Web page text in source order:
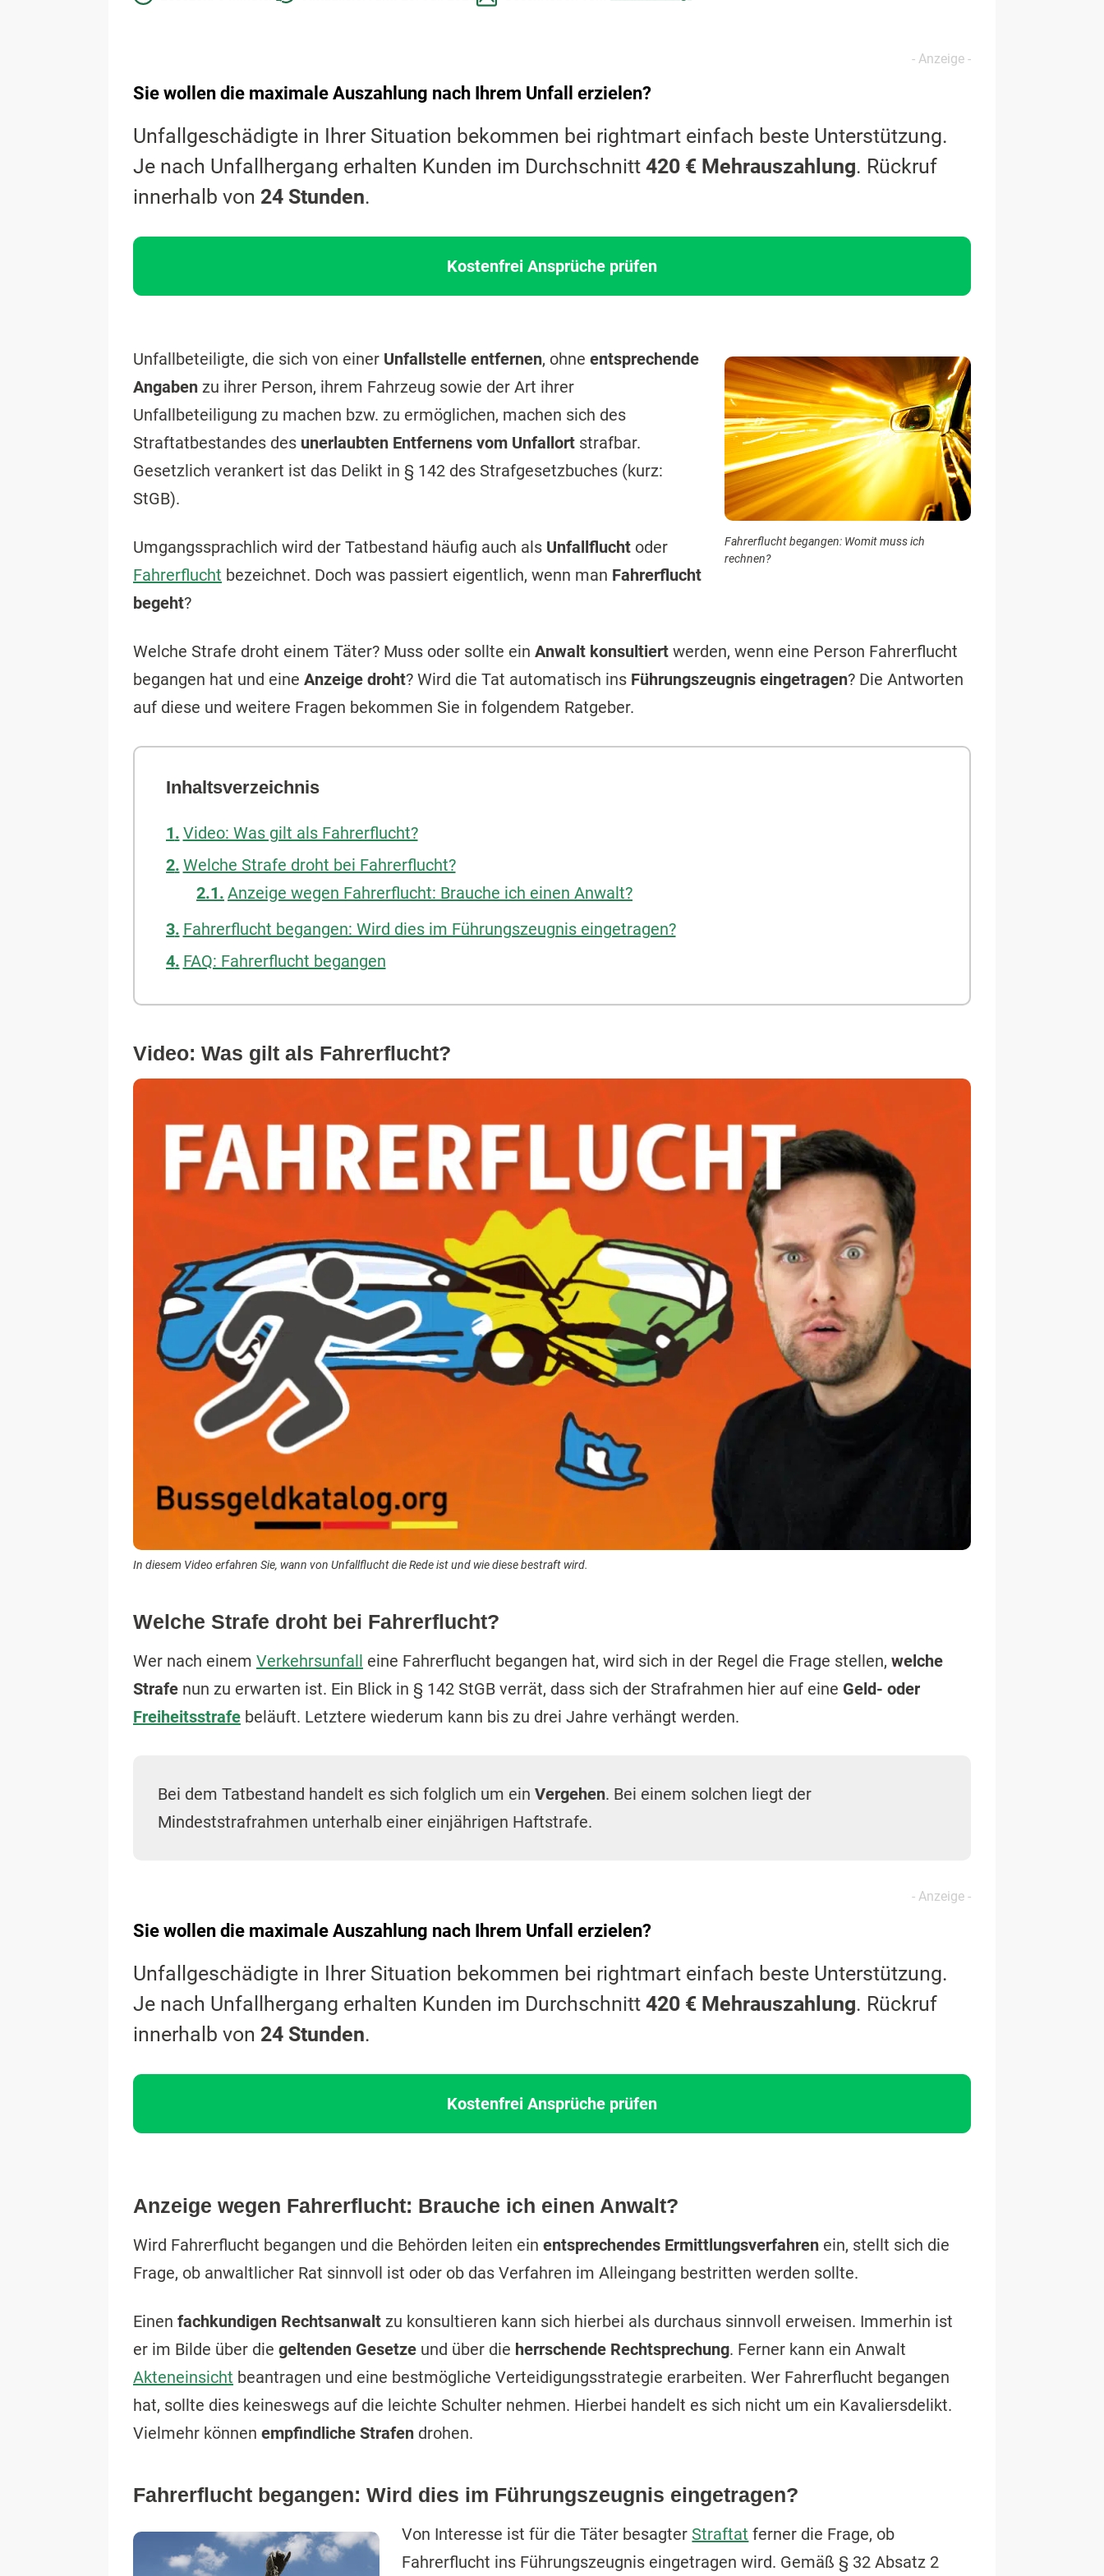
Sie wollen die maximale Auszahlung nach Ihrem Unfall erzielen?
Unfallgeschädigte in Ihrer Situation bekommen bei rightmart einfach beste Unterstützung.
Je nach Unfallhergang erhalten Kunden im Durchschnitt 420 € Mehrauszahlung. Rückruf
innerhalb von 24 Stunden.
Kostenfrei Ansprüche prüfen
Fahrerflucht begangen: Womit muss ich
rechnen?
Unfallbeteiligte, die sich von einer Unfallstelle entfernen, ohne entsprechende
Angaben zu ihrer Person, ihrem Fahrzeug sowie der Art ihrer
Unfallbeteiligung zu machen bzw. zu ermöglichen, machen sich des
Straftatbestandes des unerlaubten Entfernens vom Unfallort strafbar.
Gesetzlich verankert ist das Delikt in § 142 des Strafgesetzbuches (kurz:
StGB).
Umgangssprachlich wird der Tatbestand häufig auch als Unfallflucht oder
Fahrerflucht bezeichnet. Doch was passiert eigentlich, wenn man Fahrerflucht
begeht?
Welche Strafe droht einem Täter? Muss oder sollte ein Anwalt konsultiert werden, wenn eine Person Fahrerflucht
begangen hat und eine Anzeige droht? Wird die Tat automatisch ins Führungszeugnis eingetragen? Die Antworten
auf diese und weitere Fragen bekommen Sie in folgendem Ratgeber.
Inhaltsverzeichnis
Video: Was gilt als Fahrerflucht?
Welche Strafe droht bei Fahrerflucht?
Anzeige wegen Fahrerflucht: Brauche ich einen Anwalt?
Fahrerflucht begangen: Wird dies im Führungszeugnis eingetragen?
FAQ: Fahrerflucht begangen
Video: Was gilt als Fahrerflucht?
In diesem Video erfahren Sie, wann von Unfallflucht die Rede ist und wie diese bestraft wird.
Welche Strafe droht bei Fahrerflucht?
Wer nach einem Verkehrsunfall eine Fahrerflucht begangen hat, wird sich in der Regel die Frage stellen, welche
Strafe nun zu erwarten ist. Ein Blick in § 142 StGB verrät, dass sich der Strafrahmen hier auf eine Geld- oder
Freiheitsstrafe beläuft. Letztere wiederum kann bis zu drei Jahre verhängt werden.
Bei dem Tatbestand handelt es sich folglich um ein Vergehen. Bei einem solchen liegt der
Mindeststrafrahmen unterhalb einer einjährigen Haftstrafe.
Sie wollen die maximale Auszahlung nach Ihrem Unfall erzielen?
Unfallgeschädigte in Ihrer Situation bekommen bei rightmart einfach beste Unterstützung.
Je nach Unfallhergang erhalten Kunden im Durchschnitt 420 € Mehrauszahlung. Rückruf
innerhalb von 24 Stunden.
Kostenfrei Ansprüche prüfen
Anzeige wegen Fahrerflucht: Brauche ich einen Anwalt?
Wird Fahrerflucht begangen und die Behörden leiten ein entsprechendes Ermittlungsverfahren ein, stellt sich die
Frage, ob anwaltlicher Rat sinnvoll ist oder ob das Verfahren im Alleingang bestritten werden sollte.
Einen fachkundigen Rechtsanwalt zu konsultieren kann sich hierbei als durchaus sinnvoll erweisen. Immerhin ist
er im Bilde über die geltenden Gesetze und über die herrschende Rechtsprechung. Ferner kann ein Anwalt
Akteneinsicht beantragen und eine bestmögliche Verteidigungsstrategie erarbeiten. Wer Fahrerflucht begangen
hat, sollte dies keineswegs auf die leichte Schulter nehmen. Hierbei handelt es sich nicht um ein Kavaliersdelikt.
Vielmehr können empfindliche Strafen drohen.
Fahrerflucht begangen: Wird dies im Führungszeugnis eingetragen?
Von Interesse ist für die Täter besagter Straftat ferner die Frage, ob
Fahrerflucht ins Führungszeugnis eingetragen wird. Gemäß § 32 Absatz 2